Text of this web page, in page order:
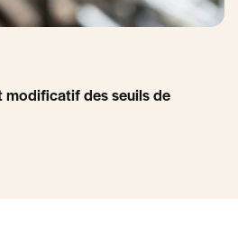
modificatif des seuils de